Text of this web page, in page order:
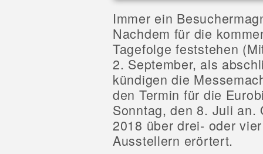
Immer ein
Nachdem für die
Tagefolge feststehen
2. September, als
kündigen die
den Termin für die
Sonntag, den 8. Juli an.
2018 über drei- oder
Ausstellern erörtert.